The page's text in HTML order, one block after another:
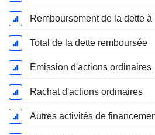
Remboursement de la dette à
Total de la dette remboursée
Émission d'actions ordinaires
Rachat d'actions ordinaires
Autres activités de